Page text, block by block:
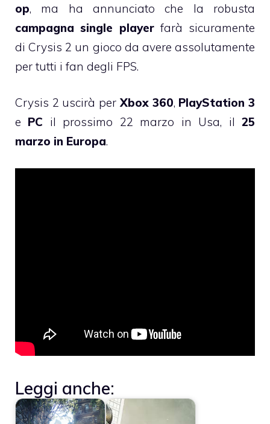
op, ma ha annunciato che la robusta
campagna single playerfarà sicuramente
di Crysis 2 un gioco da avere assolutamente
per tutti i fan degli FPS.
Crysis 2 uscirà perXbox 360, PlayStation 3
e PC il prossimo 22 marzo in Usa, il25
marzo in Europa.
Leggi anche: